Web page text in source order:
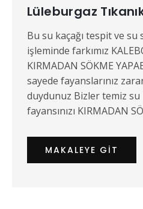
Lüleburgaz
Bu su kaçağı tespit ve su
işleminde farkımız
KIRMADAN SÖKME
sayede fayanslarınız
duydunuz Bizler temiz su
fayansınızı KIRMADAN
MAKALEYE GIT